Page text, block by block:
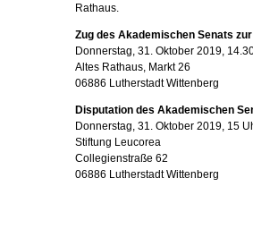
Rathaus.
Zug des Akademischen Senats
Donnerstag, 31. Oktober 2019,
Altes Rathaus, Markt 26
06886 Lutherstadt Wittenberg
Disputation des Akademischen
Donnerstag, 31. Oktober 2019, 15
Stiftung Leucorea
Collegienstraße 62
06886 Lutherstadt Wittenberg